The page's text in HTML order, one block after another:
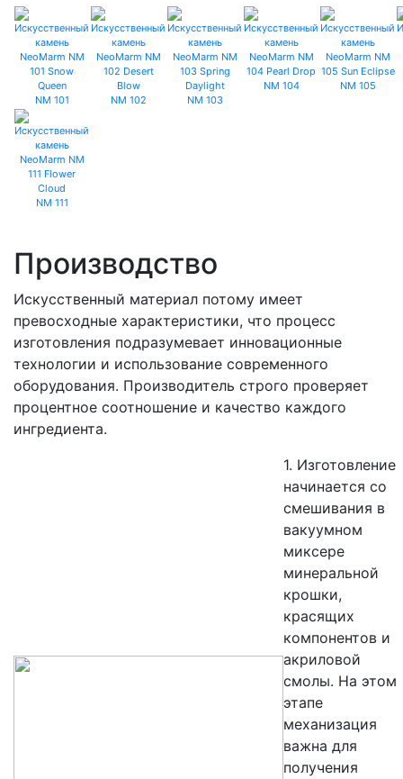
NM 101 NM 102 NM 103
NM 104 NM 105
NM 111
Производство
Искусственный материал потому имеет
превосходные характеристики, что процесс
изготовления подразумевает инновационные
технологии и использование современного
оборудования. Производитель строго проверяет
процентное соотношение и качество каждого
ингредиента.
1. Изготовление
начинается со
смешивания в
вакуумном
миксере
минеральной
крошки,
красящих
компонентов и
акриловой
смолы. На этом
этапе
механизация
важна для
получения